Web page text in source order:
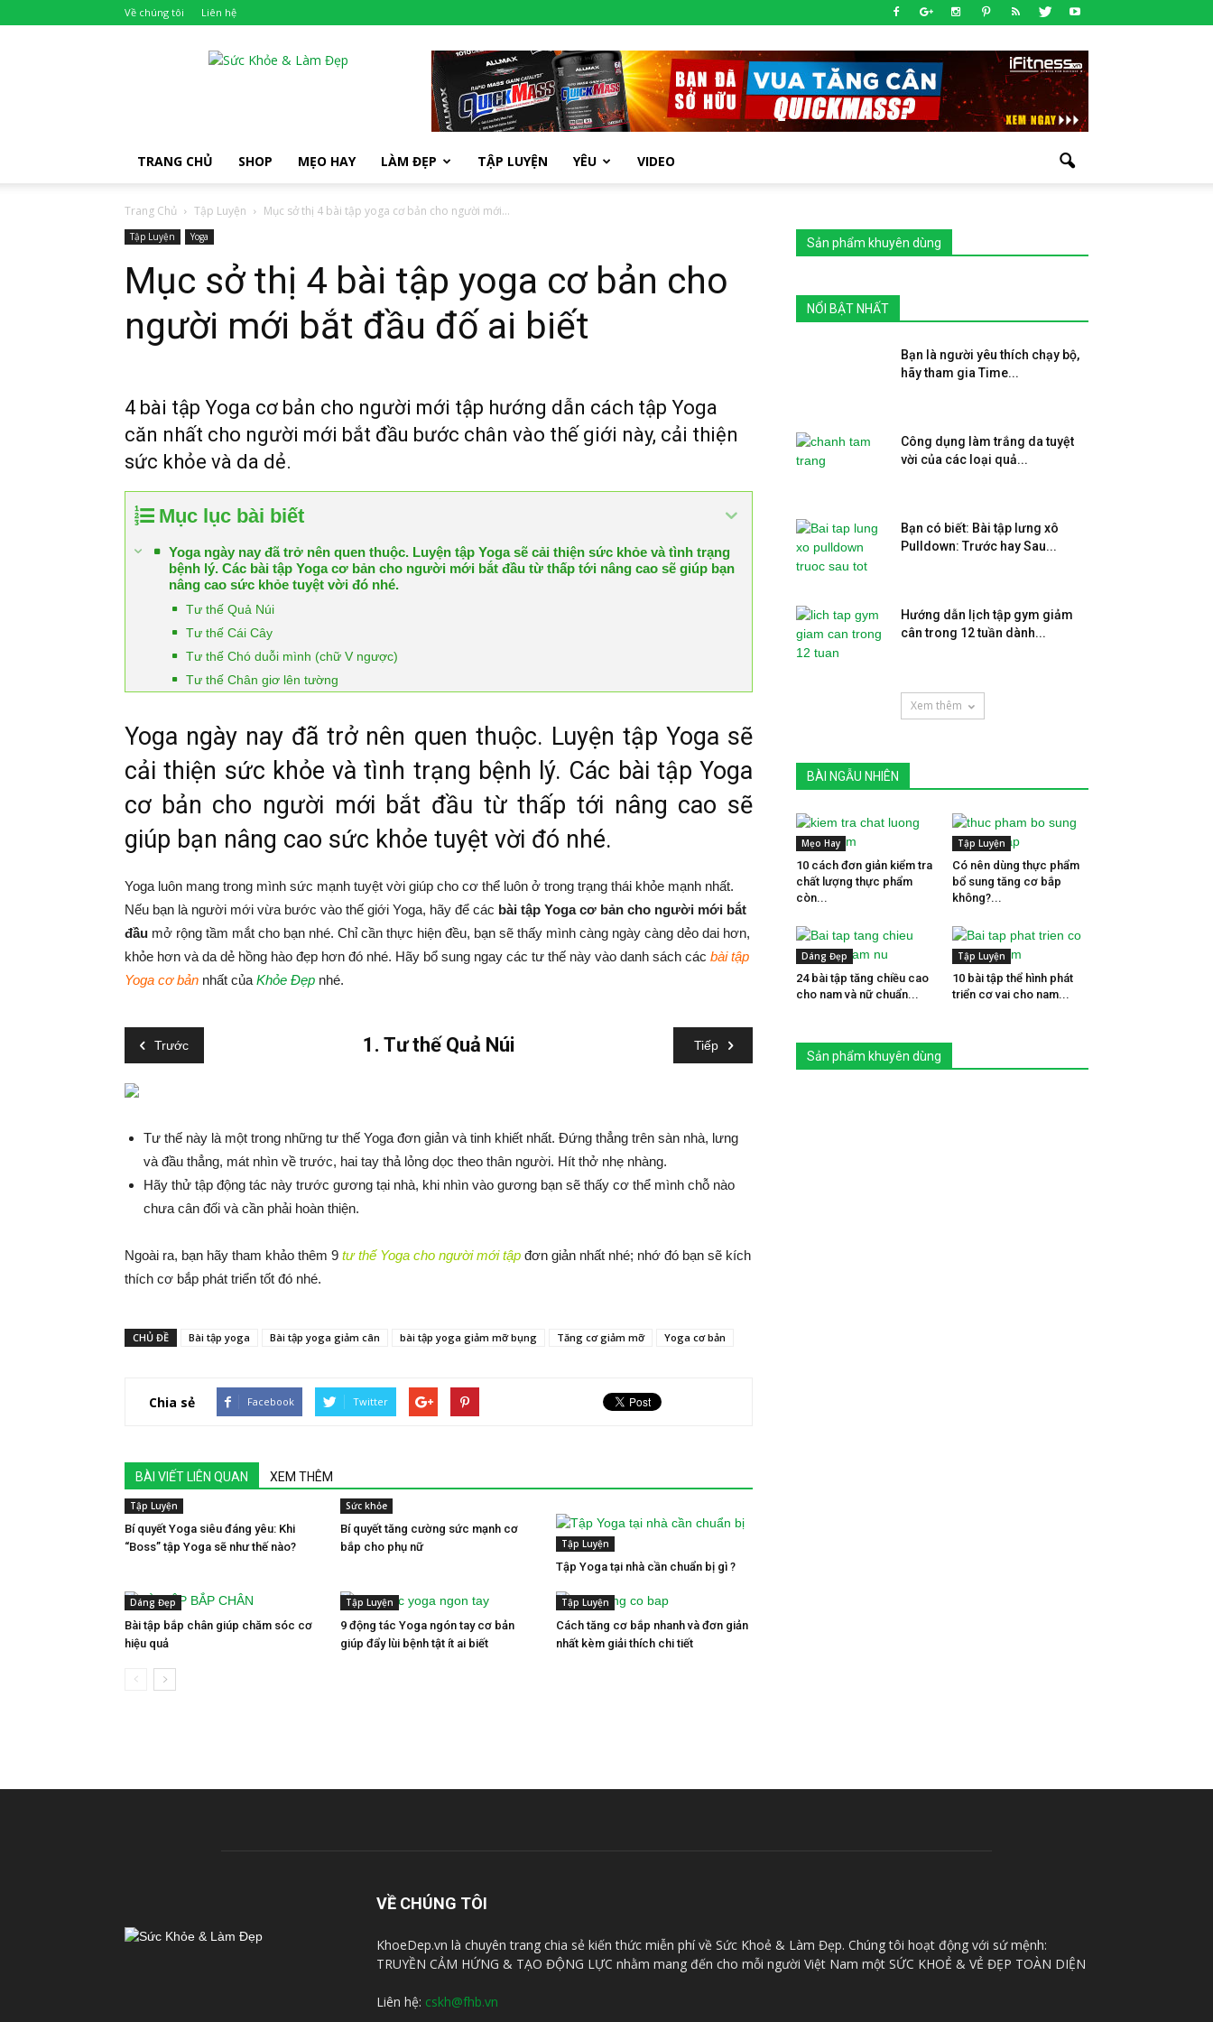
Về chúng tôi Liên hệ
TRANG CHỦ SHOP MẸO HAY LÀM ĐẸP TẬP LUYỆN YÊU VIDEO
Trang Chủ Tập Luyện Mục sở thị 4 bài tập yoga cơ bản cho người mới...
Tập Luyện Yoga
Mục sở thị 4 bài tập yoga cơ bản cho
người mới bắt đầu đố ai biết
4 bài tập Yoga cơ bản cho người mới tập hướng dẫn cách tập Yoga
căn nhất cho người mới bắt đầu bước chân vào thế giới này, cải thiện
sức khỏe và da dẻ.
Mục lục bài biết
Yoga ngày nay đã trở nên quen thuộc. Luyện tập Yoga sẽ cải thiện sức khỏe và tình trạng
bệnh lý. Các bài tập Yoga cơ bản cho người mới bắt đầu từ thấp tới nâng cao sẽ giúp bạn
nâng cao sức khỏe tuyệt vời đó nhé.
Tư thế Quả Núi
Tư thế Cái Cây
Tư thế Chó duỗi mình (chữ V ngược)
Tư thế Chân giơ lên tường
Yoga ngày nay đã trở nên quen thuộc. Luyện tập Yoga sẽ
cải thiện sức khỏe và tình trạng bệnh lý. Các bài tập Yoga
cơ bản cho người mới bắt đầu từ thấp tới nâng cao sẽ
giúp bạn nâng cao sức khỏe tuyệt vời đó nhé.
Yoga luôn mang trong mình sức mạnh tuyệt vời giúp cho cơ thể luôn ở trong trạng thái khỏe mạnh nhất.
Nếu bạn là người mới vừa bước vào thế giới Yoga, hãy để các bài tập Yoga cơ bản cho người mới bắt
đầu mở rộng tầm mắt cho bạn nhé. Chỉ cần thực hiện đều, bạn sẽ thấy mình càng ngày càng dẻo dai hơn,
khỏe hơn và da dẻ hồng hào đẹp hơn đó nhé. Hãy bổ sung ngay các tư thế này vào danh sách các bài tập
Yoga cơ bản nhất của Khỏe Đẹp nhé.
Trước Tiếp
1. Tư thế Quả Núi
Tư thế này là một trong những tư thế Yoga đơn giản và tinh khiết nhất. Đứng thẳng trên sàn nhà, lưng
và đầu thẳng, mát nhìn về trước, hai tay thả lỏng dọc theo thân người. Hít thở nhẹ nhàng.
Hãy thử tập động tác này trước gương tại nhà, khi nhìn vào gương bạn sẽ thấy cơ thể mình chỗ nào
chưa cân đối và cần phải hoàn thiện.
Ngoài ra, bạn hãy tham khảo thêm 9 tư thế Yoga cho người mới tập đơn giản nhất nhé; nhớ đó bạn sẽ kích
thích cơ bắp phát triển tốt đó nhé.
CHỦ ĐỀ Bài tập yoga Bài tập yoga giảm cân bài tập yoga giảm mỡ bụng Tăng cơ giảm mỡ Yoga cơ bản
Chia sẻ Facebook Twitter
BÀI VIẾT LIÊN QUAN XEM THÊM
Tập Luyện
Bí quyết Yoga siêu đáng yêu: Khi
“Boss” tập Yoga sẽ như thế nào?
Sức khỏe
Bí quyết tăng cường sức mạnh cơ
bắp cho phụ nữ
Tập Luyện
Tập Yoga tại nhà cần chuẩn bị gì ?
Dáng Đẹp
Bài tập bắp chân giúp chăm sóc cơ
hiệu quả
Tập Luyện
9 động tác Yoga ngón tay cơ bản
giúp đẩy lùi bệnh tật ít ai biết
Tập Luyện
Cách tăng cơ bắp nhanh và đơn giản
nhất kèm giải thích chi tiết
Sản phẩm khuyên dùng
NỔI BẬT NHẤT
Bạn là người yêu thích chạy bộ,
hãy tham gia Time...
Công dụng làm trắng da tuyệt
vời của các loại quả...
Bạn có biết: Bài tập lưng xô
Pulldown: Trước hay Sau...
Hướng dẫn lịch tập gym giảm
cân trong 12 tuần dành...
Xem thêm
BÀI NGẪU NHIÊN
Mẹo Hay
10 cách đơn giản kiểm tra
chất lượng thực phẩm
còn...
Tập Luyện
Có nên dùng thực phẩm
bổ sung tăng cơ bắp
không?...
Dáng Đẹp
24 bài tập tăng chiều cao
cho nam và nữ chuẩn...
Tập Luyện
10 bài tập thể hình phát
triển cơ vai cho nam...
Sản phẩm khuyên dùng
VỀ CHÚNG TÔI
KhoeDep.vn là chuyên trang chia sẻ kiến thức miễn phí về Sức Khoẻ & Làm Đẹp. Chúng tôi hoạt động với sứ mệnh:
TRUYỀN CẢM HỨNG & TẠO ĐỘNG LỰC nhằm mang đến cho mỗi người Việt Nam một SỨC KHOẺ & VẺ ĐẸP TOÀN DIỆN
Liên hệ: cskh@fhb.vn